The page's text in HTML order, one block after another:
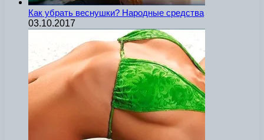
Как убрать веснушки? Народные средства
03.10.2017